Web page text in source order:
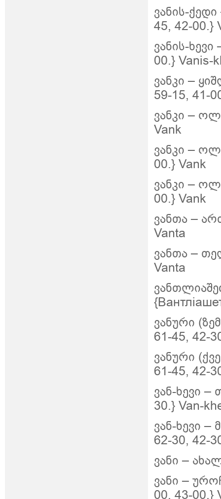
ვანის-
45, 42-00.}
ვანის-
00.} Vanis-
ვანკი –
59-15, 41-
ვანკი –
Vank
ვანკი –
00.} Vank
ვანკი –
00.} Vank
ვანთა –
Vanta
ვანთა –
Vanta
ვანური
61-45, 42-
ვანური
61-45, 42-
ვან-ხევი –
30.} Van-
ვან-ხევი –
62-30, 42-
ვანი –
ვანი –
00, 43-00.}